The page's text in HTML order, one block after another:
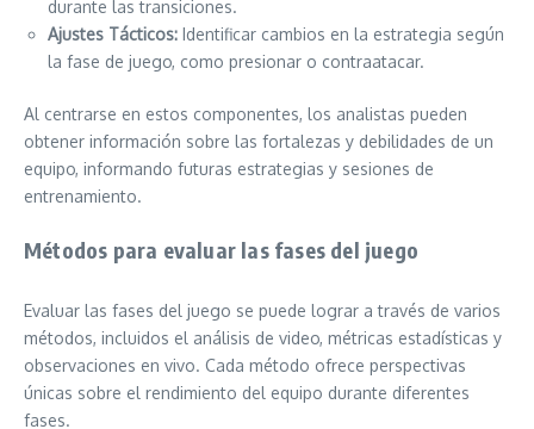
durante las transiciones.
Ajustes Tácticos: Identificar cambios en la estrategia según
la fase de juego, como presionar o contraatacar.
Al centrarse en estos componentes, los analistas pueden
obtener información sobre las fortalezas y debilidades de un
equipo, informando futuras estrategias y sesiones de
entrenamiento.
Métodos para evaluar las fases del juego
Evaluar las fases del juego se puede lograr a través de varios
métodos, incluidos el análisis de video, métricas estadísticas y
observaciones en vivo. Cada método ofrece perspectivas
únicas sobre el rendimiento del equipo durante diferentes
fases.